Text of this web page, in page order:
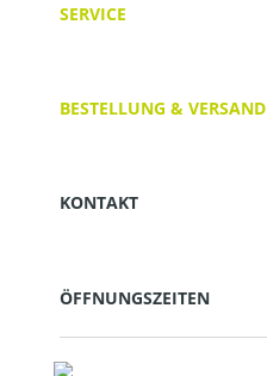
SERVICE
BESTELLUNG & VERSAND
KONTAKT
ÖFFNUNGSZEITEN